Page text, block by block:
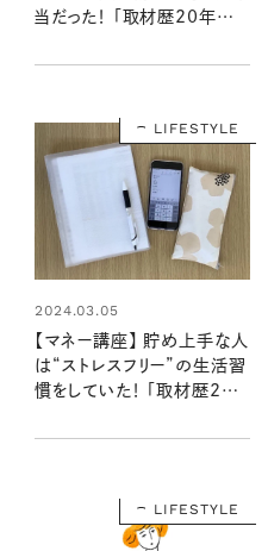
当だった！ 「取材歴20年超
LIFESTYLE
2024.03.05
【マネー講座】 貯め上手な人
は“ストレスフリー”の生活習
慣をしていた！ 「取材歴20
た！③」
LIFESTYLE